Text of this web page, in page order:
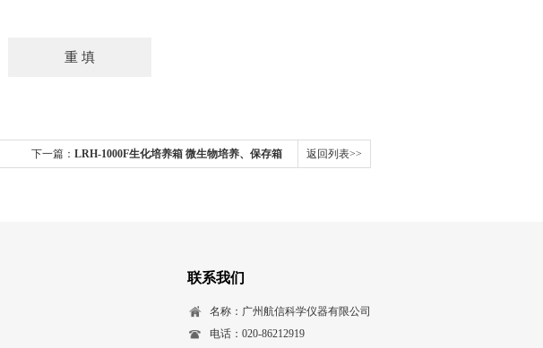
下一篇： LRH-1000F生化培养箱 微生物培养、保存箱 返回列表>>
联系我们
名称：广州航信科学仪器有限公司
电话：020-86212919